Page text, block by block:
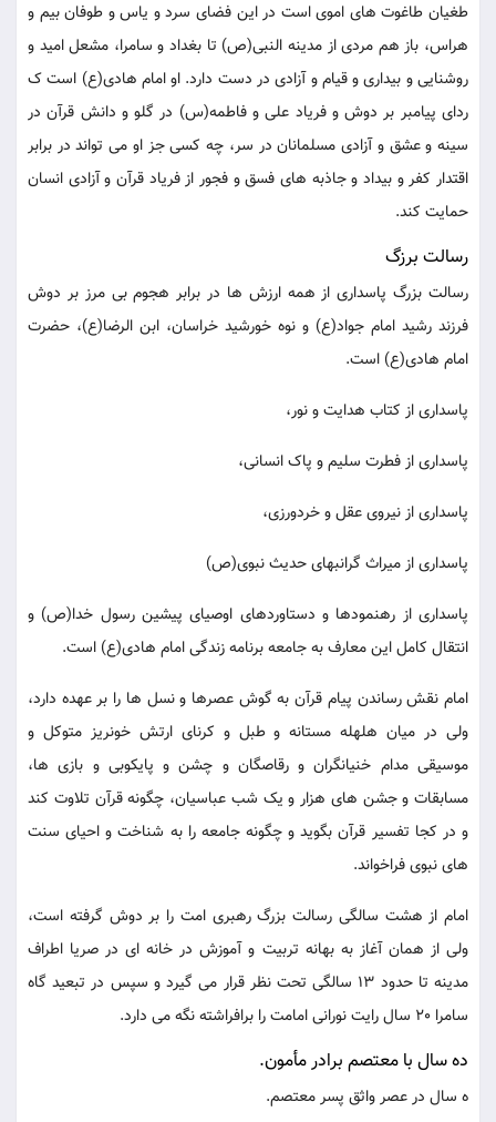
طغیان طاغوت های اموی است در این فضای سرد و یاس و طوفان بیم و
هراس، باز هم مردی از مدینه النبی(ص) تا بغداد و سامرا، مشعل امید و
روشنایی و بیداری و قیام و آزادی در دست دارد. او امام هادی(ع) است ک
ردای پیامبر بر دوش و فریاد علی و فاطمه(س) در گلو و دانش قرآن در
سینه و عشق و آزادی مسلمانان در سر، چه کسی جز او می تواند در برابر
اقتدار کفر و بیداد و جاذبه های فسق و فجور از فریاد قرآن و آزادی انسان
حمایت کند.
رسالت برزگ
رسالت بزرگ پاسداری از همه ارزش ها در برابر هجوم بی مرز بر دوش
فرزند رشید امام جواد(ع) و نوه خورشید خراسان، ابن الرضا(ع)، حضرت
امام هادی(ع) است.
پاسداری از کتاب هدایت و نور،
پاسداری از فطرت سلیم و پاک انسانی،
پاسداری از نیروی عقل و خردورزی،
پاسداری از میراث گرانبهای حدیث نبوی(ص)
پاسداری از رهنمودها و دستاوردهای اوصیای پیشین رسول خدا(ص) و
انتقال کامل این معارف به جامعه برنامه زندگی امام هادی(ع) است.
امام نقش رساندن پیام قرآن به گوش عصرها و نسل ها را بر عهده دارد،
ولی در میان هلهله مستانه و طبل و کرنای ارتش خونریز متوکل و
موسیقی مدام خنیانگران و رقاصگان و چشن و پایکوبی و بازی ها،
مسابقات و جشن های هزار و یک شب عباسیان، چگونه قرآن تلاوت کند
و در کجا تفسیر قرآن بگوید و چگونه جامعه را به شناخت و احیای سنت
های نبوی فراخواند.
امام از هشت سالگی رسالت بزرگ رهبری امت را بر دوش گرفته است،
ولی از همان آغاز به بهانه تربیت و آموزش در خانه ای در صریا اطراف
مدینه تا حدود 13 سالگی تحت نظر قرار می گیرد و سپس در تبعید گاه
سامرا 20 سال رایت نورانی امامت را برافراشته نگه می دارد.
ده سال با معتصم برادر مأمون.
ه سال در عصر واثق پسر معتصم.